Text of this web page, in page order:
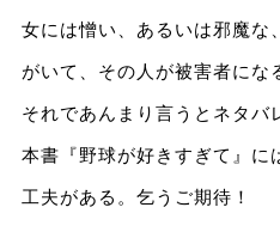
女には憎い、あるいは邪魔な
がいて、その人が被害者に
それであんまり言うとネタバ
本書『野球が好きすぎて』に
工夫がある。乞うご期待！